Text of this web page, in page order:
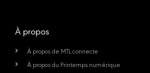
À propos
À propos de MTL connecte
À propos du Printemps numérique